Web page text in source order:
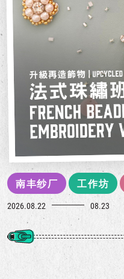
南丰纱厂 工作坊
2026.08.22 08.23